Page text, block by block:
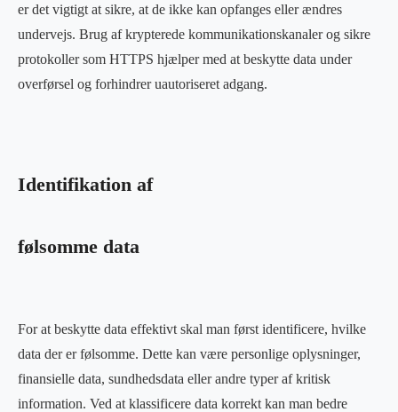
er det vigtigt at sikre, at de ikke kan opfanges eller ændres
undervejs. Brug af krypterede kommunikationskanaler og sikre
protokoller som HTTPS hjælper med at beskytte data under
overførsel og forhindrer uautoriseret adgang.
Identifikation af
følsomme data
For at beskytte data effektivt skal man først identificere, hvilke
data der er følsomme. Dette kan være personlige oplysninger,
finansielle data, sundhedsdata eller andre typer af kritisk
information. Ved at klassificere data korrekt kan man bedre